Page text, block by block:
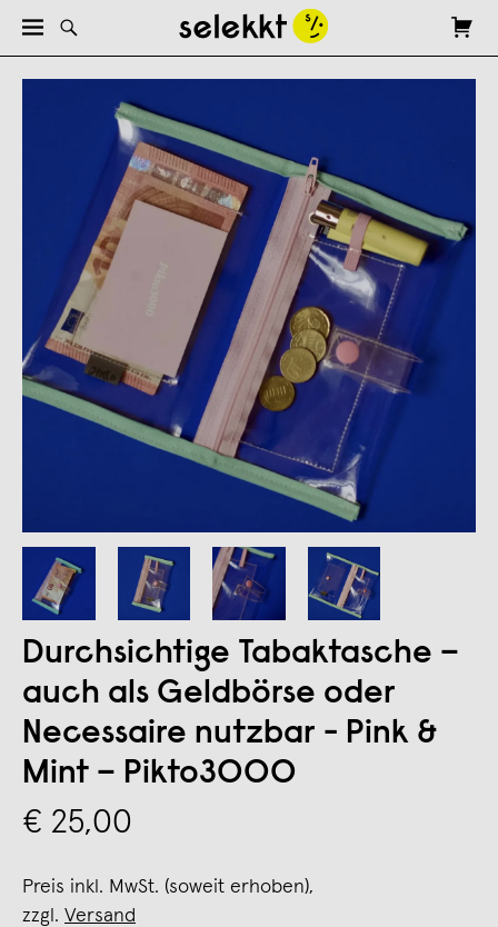
Durchsichtige Tabaktasche –
auch als Geldbörse oder
Necessaire nutzbar - Pink &
Mint – Pikto3000
€ 25,00
Preis inkl. MwSt. (soweit erhoben),
zzgl. Versand